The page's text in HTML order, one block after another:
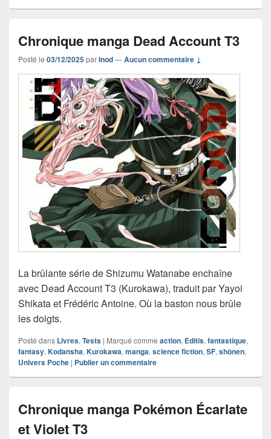
Chronique manga Dead Account T3
Posté le 03/12/2025parInod—Aucun commentaire ↓
La brûlante série de Shizumu Watanabe enchaîne
avec Dead Account T3 (Kurokawa), traduit par Yayoi
Shikata et Frédéric Antoine. Où la baston nous brûle
les doigts.
Posté dans Livres, Tests | Marqué comme action, Editis, fantastique,
fantasy, Kodansha, Kurokawa, manga, science fiction, SF, shônen,
Univers Poche | Publier un commentaire
Chronique manga Pokémon Écarlate
et Violet T3